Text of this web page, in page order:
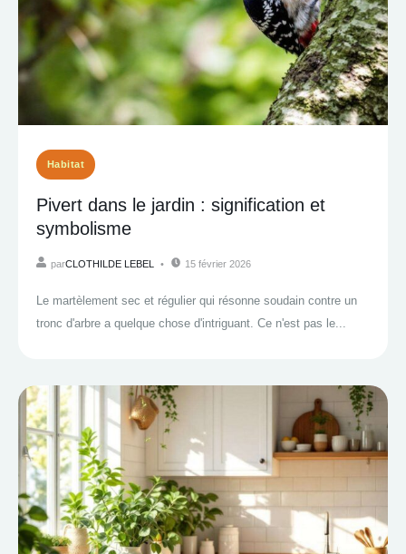
Habitat
Pivert dans le jardin : signification et
symbolisme
parCLOTHILDE LEBEL 15 février 2026
Le martèlement sec et régulier qui résonne soudain contre un
tronc d'arbre a quelque chose d'intriguant. Ce n'est pas le...